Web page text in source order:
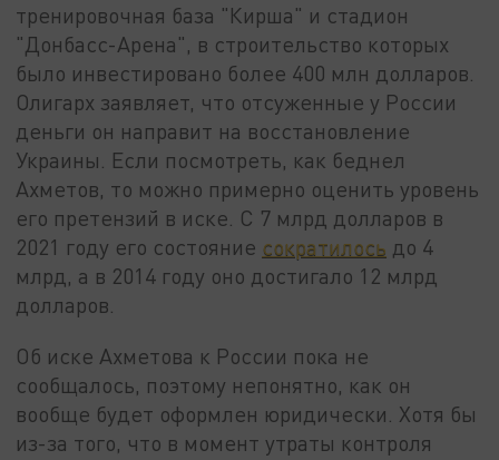
тренировочная база "Кирша" и стадион
"Донбасс-Арена", в строительство которых
было инвестировано более 400 млн долларов.
Олигарх заявляет, что отсуженные у России
деньги он направит на восстановление
Украины. Если посмотреть, как беднел
Ахметов, то можно примерно оценить уровень
его претензий в иске. С 7 млрд долларов в
2021 году его состояние сократилось до 4
млрд, а в 2014 году оно достигало 12 млрд
долларов.
Об иске Ахметова к России пока не
сообщалось, поэтому непонятно, как он
вообще будет оформлен юридически. Хотя бы
из-за того, что в момент утраты контроля